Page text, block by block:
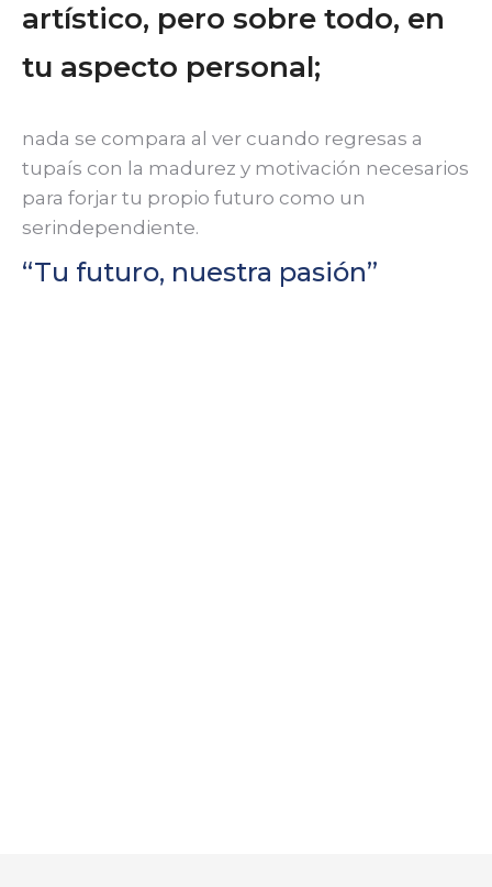
artístico, pero sobre todo, en
tu aspecto personal;
nada se compara al ver cuando regresas a
tupaís con la madurez y motivación necesarios
para forjar tu propio futuro como un
serindependiente.
“Tu futuro, nuestra pasión”